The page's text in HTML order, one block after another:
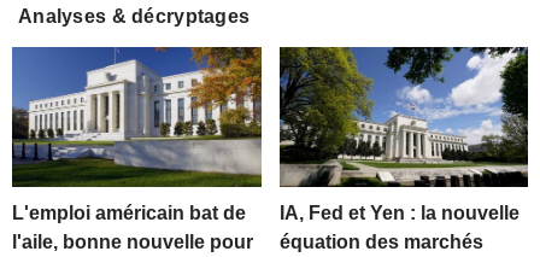
Analyses & décryptages
L'emploi américain bat de
l'aile, bonne nouvelle pour
IA, Fed et Yen : la nouvelle
équation des marchés